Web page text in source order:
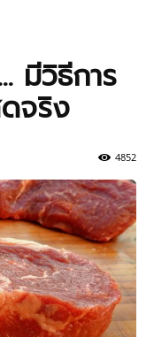
มีวิธีการ
จริง
4852